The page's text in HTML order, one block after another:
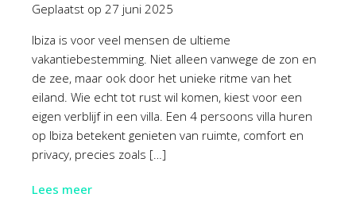
Geplaatst op 27 juni 2025
Ibiza is voor veel mensen de ultieme
vakantiebestemming. Niet alleen vanwege de zon en
de zee, maar ook door het unieke ritme van het
eiland. Wie echt tot rust wil komen, kiest voor een
eigen verblijf in een villa. Een 4 persoons villa huren
op Ibiza betekent genieten van ruimte, comfort en
privacy, precies zoals […]
Lees meer